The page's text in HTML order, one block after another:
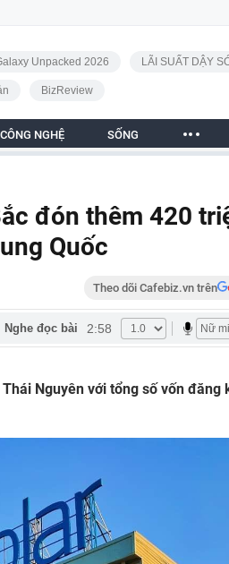
Unpacked 2026 LÃI SUẤT DẬY
BizReview
CÔNG NGHỆ SỐNG
đón thêm 420
Quốc
Theo dõi Cafebiz.vn trên
Nghe đọc bài 2:58
Nguyên với tổng số vốn đăng